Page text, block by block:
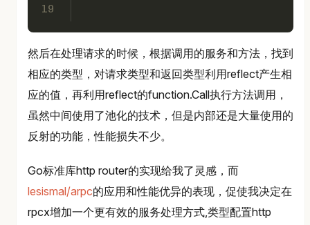
19
然后在处理请求的时候，根据调用的服务和方法，找到
相应的类型，对请求类型和返回类型利用reflect产生相
应的值，再利用reflect的function.Call执行方法调用，
虽然中间使用了池化的技术，但是内部还是大量使用的
反射的功能，性能损失不少。
Go标准库http router的实现给我了灵感，而
lesismal/arpc的应用和性能优异的表现，促使我决定在
rpcx增加一个更有效的服务处理方式,类型配置http